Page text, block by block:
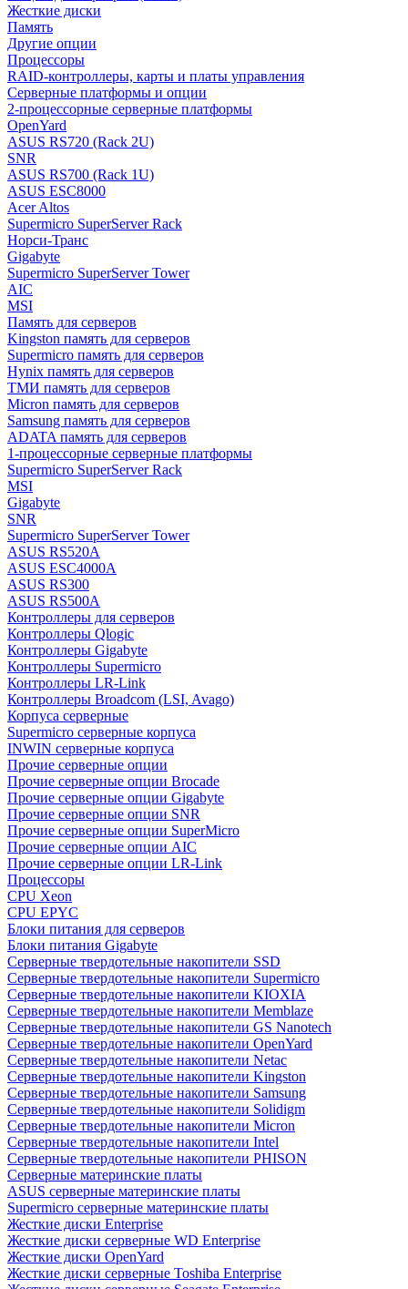
Жесткие диски
Память
Другие опции
Процессоры
RAID-контроллеры, карты и платы управления
Серверные платформы и опции
2-процессорные серверные платформы
OpenYard
ASUS RS720 (Rack 2U)
SNR
ASUS RS700 (Rack 1U)
ASUS ESC8000
Acer Altos
Supermicro SuperServer Rack
Норси-Транс
Gigabyte
Supermicro SuperServer Tower
AIC
MSI
Память для серверов
Kingston память для серверов
Supermicro память для серверов
Hynix память для серверов
ТМИ память для серверов
Micron память для серверов
Samsung память для серверов
ADATA память для серверов
1-процессорные серверные платформы
Supermicro SuperServer Rack
MSI
Gigabyte
SNR
Supermicro SuperServer Tower
ASUS RS520A
ASUS ESC4000A
ASUS RS300
ASUS RS500A
Контроллеры для серверов
Контроллеры Qlogic
Контроллеры Gigabyte
Контроллеры Supermicro
Контроллеры LR-Link
Контроллеры Broadcom (LSI, Avago)
Корпуса серверные
Supermicro серверные корпуса
INWIN серверные корпуса
Прочие серверные опции
Прочие серверные опции Brocade
Прочие серверные опции Gigabyte
Прочие серверные опции SNR
Прочие серверные опции SuperMicro
Прочие серверные опции AIC
Прочие серверные опции LR-Link
Процессоры
CPU Xeon
CPU EPYC
Блоки питания для серверов
Блоки питания Gigabyte
Серверные твердотельные накопители SSD
Cерверные твердотельные накопители Supermicro
Cерверные твердотельные накопители KIOXIA
Cерверные твердотельные накопители Memblaze
Cерверные твердотельные накопители GS Nanotech
Серверные твердотельные накопители OpenYard
Серверные твердотельные накопители Netac
Cерверные твердотельные накопители Kingston
Cерверные твердотельные накопители Samsung
Cерверные твердотельные накопители Solidigm
Cерверные твердотельные накопители Micron
Cерверные твердотельные накопители Intel
Cерверные твердотельные накопители PHISON
Серверные материнские платы
ASUS серверные материнские платы
Supermicro серверные материнские платы
Жесткие диски Enterprise
Жесткие диски серверные WD Enterprise
Жесткие диски OpenYard
Жесткие диски серверные Toshiba Enterprise